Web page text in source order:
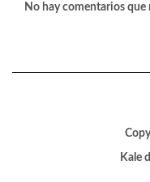
No hay comentarios que
Kale